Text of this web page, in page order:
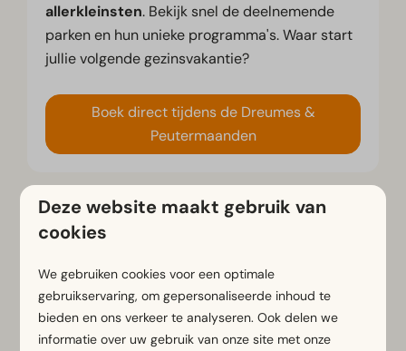
allerkleinsten. Bekijk snel de deelnemende
parken en hun unieke programma's. Waar start
jullie volgende gezinsvakantie?
Boek direct tijdens de Dreumes &
Peutermaanden
Ontdek onze bestemmingen
Deze website maakt gebruik van
cookies
We gebruiken cookies voor een optimale
gebruikservaring, om gepersonaliseerde inhoud te
bieden en ons verkeer te analyseren. Ook delen we
informatie over uw gebruik van onze site met onze